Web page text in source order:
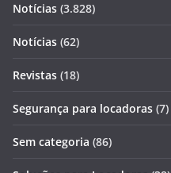
Notícias (3.828)
Notícias (62)
Revistas (18)
Segurança para locadoras (7)
Sem categoria (86)